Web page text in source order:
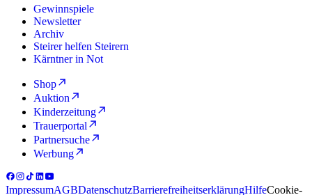
Gewinnspiele
Newsletter
Archiv
Steirer helfen Steirern
Kärntner in Not
Shop
Auktion
Kinderzeitung
Trauerportal
Partnersuche
Werbung
ImpressumAGBDatenschutzBarrierefreiheitserklärungHilfeCookie-